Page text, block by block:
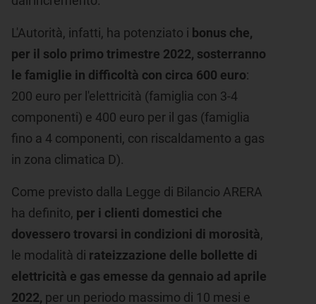
L'Autorità, infatti, ha potenziato i bonus che,
per il solo primo trimestre 2022, sosterranno
le famiglie in difficoltà con circa 600 euro:
200 euro per l'elettricità (famiglia con 3-4
componenti) e 400 euro per il gas (famiglia
fino a 4 componenti, con riscaldamento a gas
in zona climatica D).
Come previsto dalla Legge di Bilancio ARERA
ha definito, per i clienti domestici che
dovessero trovarsi in condizioni di morosità,
le modalità di rateizzazione delle bollette di
elettricità e gas emesse da gennaio ad aprile
2022, per un periodo massimo di 10 mesi e